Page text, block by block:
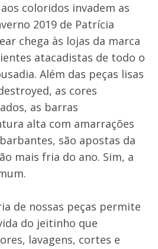
coloridos invadem as
2019 de Patrícia
chega às lojas da marca
atacadistas de todo o
Além das peças lisas
as cores
as barras
alta com amarrações
são apostas da
mais fria do ano. Sim, a
de nossas peças permite
do jeitinho que
lavagens, cortes e